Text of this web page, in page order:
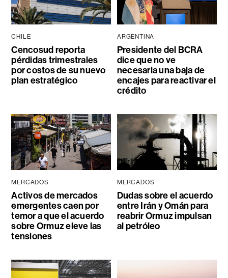
CHILE
Cencosud reporta
pérdidas trimestrales
por costos de su nuevo
plan estratégico
ARGENTINA
Presidente del BCRA
dice que no ve
necesaria una baja de
encajes para reactivar el
crédito
MERCADOS
Activos de mercados
emergentes caen por
temor a que el acuerdo
sobre Ormuz eleve las
tensiones
MERCADOS
Dudas sobre el acuerdo
entre Irán y Omán para
reabrir Ormuz impulsan
al petróleo